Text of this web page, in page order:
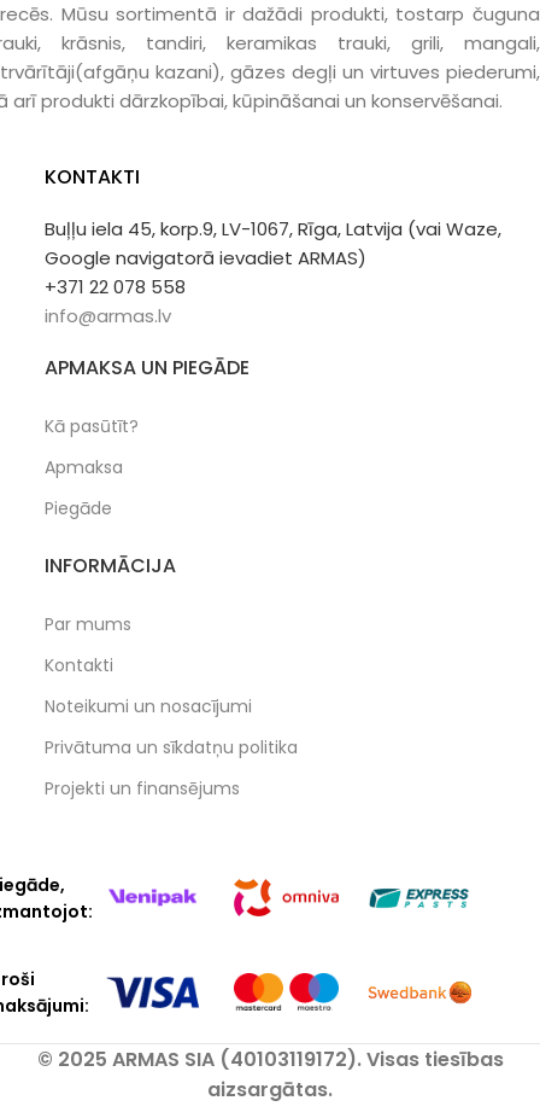
Mūsu sortimentā ir dažādi produkti, tostarp čuguna
krāsnis, tandiri, keramikas trauki, grili, mangali,
kazani), gāzes degļi un virtuves piederumi,
arī produkti dārzkopībai, kūpināšanai un konservēšanai.
KONTAKTI
Buļļu iela 45, korp.9, LV-1067, Rīga, Latvija (vai Waze,
Google navigatorā ievadiet ARMAS)
+371 22 078 558
info@armas.lv
APMAKSA UN PIEGĀDE
Kā pasūtīt?
Apmaksa
Piegāde
INFORMĀCIJA
Par mums
Kontakti
Noteikumi un nosacījumi
Privātuma un sīkdatņu politika
Projekti un finansējums
© 2025 ARMAS SIA (40103119172). Visas tiesības
aizsargātas.